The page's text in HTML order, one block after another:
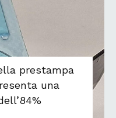
prestampa
una